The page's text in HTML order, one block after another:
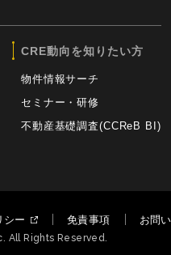
CRE動向を知りたい方
物件情報サーチ
セミナー・研修
不動産基礎調査(CCReB BI)
シー 免責事項 お問
All Rights Reserved.